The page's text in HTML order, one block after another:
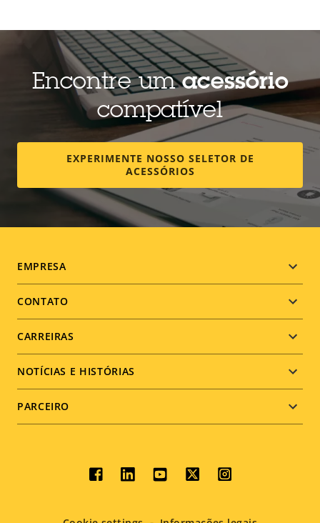
Encontre umacessório
compatível
EXPERIMENTE NOSSO SELETOR DE
ACESSÓRIOS
Footer
menu
EMPRESA
CONTATO
CARREIRAS
NOTÍCIAS E HISTÓRIAS
PARCEIRO
Social
menu